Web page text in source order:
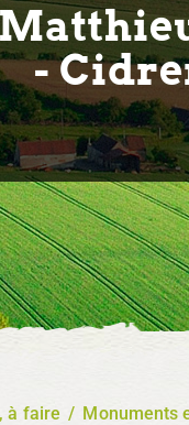
-
à faire / Monuments